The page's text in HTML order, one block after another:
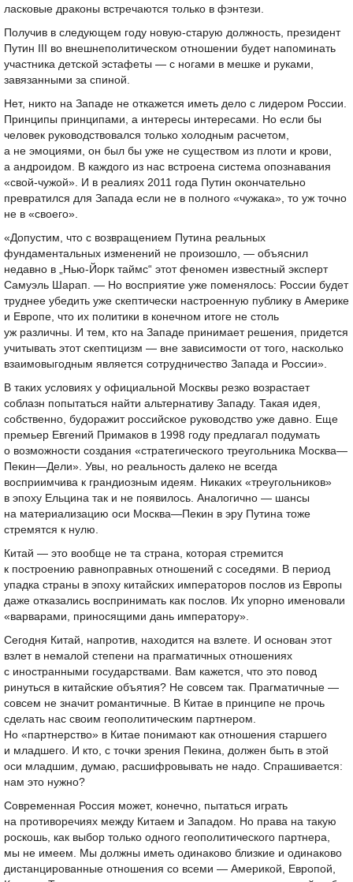
ласковые драконы встречаются только в фэнтези.
Получив в следующем году новую-старую должность, президент
Путин III во внешнеполитическом отношении будет напоминать
участника детской эстафеты — с ногами в мешке и руками,
завязанными за спиной.
Нет, никто на Западе не откажется иметь дело с лидером России.
Принципы принципами, а интересы интересами. Но если бы
человек руководствовался только холодным расчетом,
а не эмоциями, он был бы уже не существом из плоти и крови,
а андроидом. В каждого из нас встроена система опознавания
«свой-чужой». И в реалиях 2011 года Путин окончательно
превратился для Запада если не в полного «чужака», то уж точно
не в «своего».
«Допустим, что с возвращением Путина реальных
фундаментальных изменений не произошло, — объяснил
недавно в „Нью-Йорк таймс“ этот феномен известный эксперт
Самуэль Шарап. — Но восприятие уже поменялось: России будет
труднее убедить уже скептически настроенную публику в Америке
и Европе, что их политики в конечном итоге не столь
уж различны. И тем, кто на Западе принимает решения, придется
учитывать этот скептицизм — вне зависимости от того, насколько
взаимовыгодным является сотрудничество Запада и России».
В таких условиях у официальной Москвы резко возрастает
соблазн попытаться найти альтернативу Западу. Такая идея,
собственно, будоражит российское руководство уже давно. Еще
премьер Евгений Примаков в 1998 году предлагал подумать
о возможности создания «стратегического треугольника Москва—
Пекин—Дели». Увы, но реальность далеко не всегда
восприимчива к грандиозным идеям. Никаких «треугольников»
в эпоху Ельцина так и не появилось. Аналогично — шансы
на материализацию оси Москва—Пекин в эру Путина тоже
стремятся к нулю.
Китай — это вообще не та страна, которая стремится
к построению равноправных отношений с соседями. В период
упадка страны в эпоху китайских императоров послов из Европы
даже отказались воспринимать как послов. Их упорно именовали
«варварами, приносящими дань императору».
Сегодня Китай, напротив, находится на взлете. И основан этот
взлет в немалой степени на прагматичных отношениях
с иностранными государствами. Вам кажется, что это повод
ринуться в китайские объятия? Не совсем так. Прагматичные —
совсем не значит романтичные. В Китае в принципе не прочь
сделать нас своим геополитическим партнером.
Но «партнерство» в Китае понимают как отношения старшего
и младшего. И кто, с точки зрения Пекина, должен быть в этой
оси младшим, думаю, расшифровывать не надо. Спрашивается:
нам это нужно?
Современная Россия может, конечно, пытаться играть
на противоречиях между Китаем и Западом. Но права на такую
роскошь, как выбор только одного геополитического партнера,
мы не имеем. Мы должны иметь одинаково близкие и одинаково
дистанцированные отношения со всеми — Америкой, Европой,